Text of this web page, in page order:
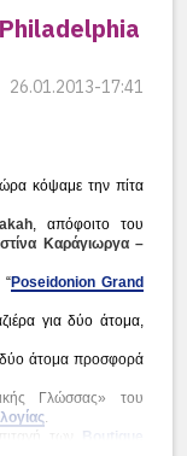
στη
2006
,
τηςΆννας
του 1965
Grand
, που
26.01.2013-17:41
κόψαμε την πίτα
, απόφοιτο του
Καράγιωργα –
“Poseidonion Grand
για δύο άτομα,
δύο άτομα προσφορά
Γλώσσας» του
των Boutique